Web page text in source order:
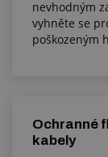
nevhodným
vyhněte se
poškozeným
Ochranné
kabely